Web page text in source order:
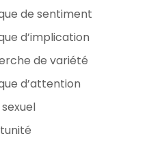
de sentiment
d’implication
de variété
d’attention